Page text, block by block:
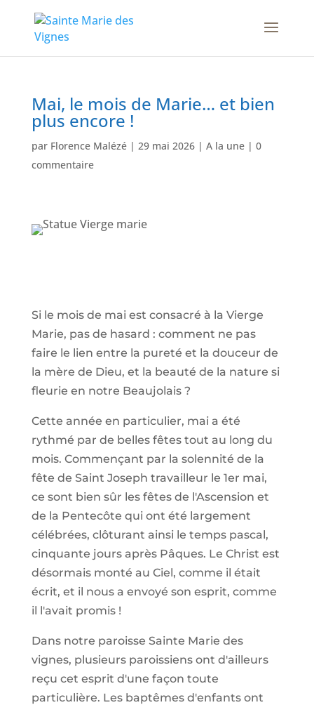
Mai, le mois de Marie… et bien
plus encore !
par Florence Malézé| 29 mai 2026| A la une| 0
commentaire
Si le mois de mai est consacré à la Vierge
Marie, pas de hasard : comment ne pas
faire le lien entre la pureté et la douceur de
la mère de Dieu, et la beauté de la nature si
fleurie en notre Beaujolais ?
Cette année en particulier, mai a été
rythmé par de belles fêtes tout au long du
mois. Commençant par la solennité de la
fête de Saint Joseph travailleur le 1er mai,
ce sont bien sûr les fêtes de l'Ascension et
de la Pentecôte qui ont été largement
célébrées, clôturant ainsi le temps pascal,
cinquante jours après Pâques. Le Christ est
désormais monté au Ciel, comme il était
écrit, et il nous a envoyé son esprit, comme
il l'avait promis !
Dans notre paroisse Sainte Marie des
vignes, plusieurs paroissiens ont d'ailleurs
reçu cet esprit d'une façon toute
particulière. Les baptêmes d'enfants ont